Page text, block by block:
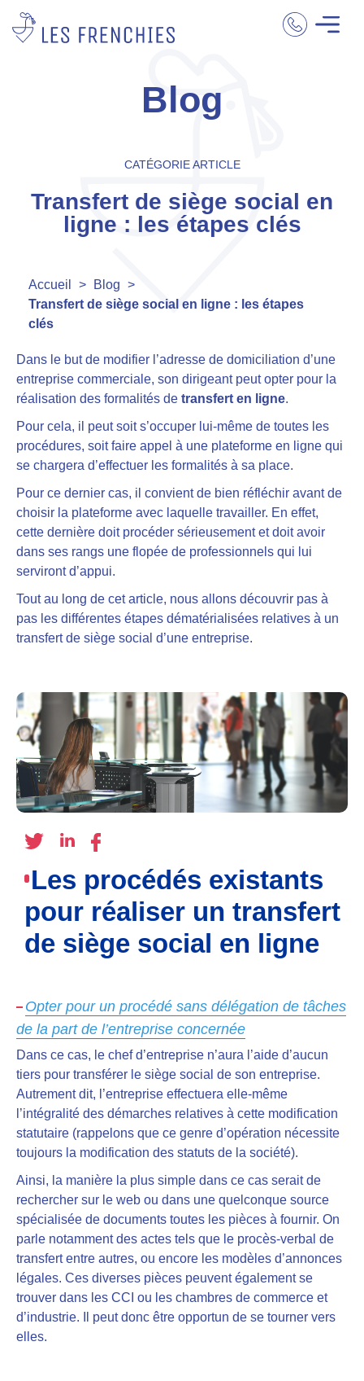
Blog
CATÉGORIE ARTICLE
Transfert de siège social en
ligne : les étapes clés
Accueil > Blog >
Transfert de siège social en ligne : les étapes
clés
Dans le but de modifier l’adresse de domiciliation d’une
entreprise commerciale, son dirigeant peut opter pour la
réalisation des formalités de transfert en ligne.
Pour cela, il peut soit s’occuper lui-même de toutes les
procédures, soit faire appel à une plateforme en ligne qui
se chargera d’effectuer les formalités à sa place.
Pour ce dernier cas, il convient de bien réfléchir avant de
choisir la plateforme avec laquelle travailler. En effet,
cette dernière doit procéder sérieusement et doit avoir
dans ses rangs une flopée de professionnels qui lui
serviront d’appui.
Tout au long de cet article, nous allons découvrir pas à
pas les différentes étapes dématérialisées relatives à un
transfert de siège social d’une entreprise.
Les procédés existants
pour réaliser un transfert
de siège social en ligne
Opter pour un procédé sans délégation de tâches
de la part de l’entreprise concernée
Dans ce cas, le chef d’entreprise n’aura l’aide d’aucun
tiers pour transférer le siège social de son entreprise.
Autrement dit, l’entreprise effectuera elle-même
l’intégralité des démarches relatives à cette modification
statutaire (rappelons que ce genre d’opération nécessite
toujours la modification des statuts de la société).
Ainsi, la manière la plus simple dans ce cas serait de
rechercher sur le web ou dans une quelconque source
spécialisée de documents toutes les pièces à fournir. On
parle notamment des actes tels que le procès-verbal de
transfert entre autres, ou encore les modèles d’annonces
légales. Ces diverses pièces peuvent également se
trouver dans les CCI ou les chambres de commerce et
d’industrie. Il peut donc être opportun de se tourner vers
elles.